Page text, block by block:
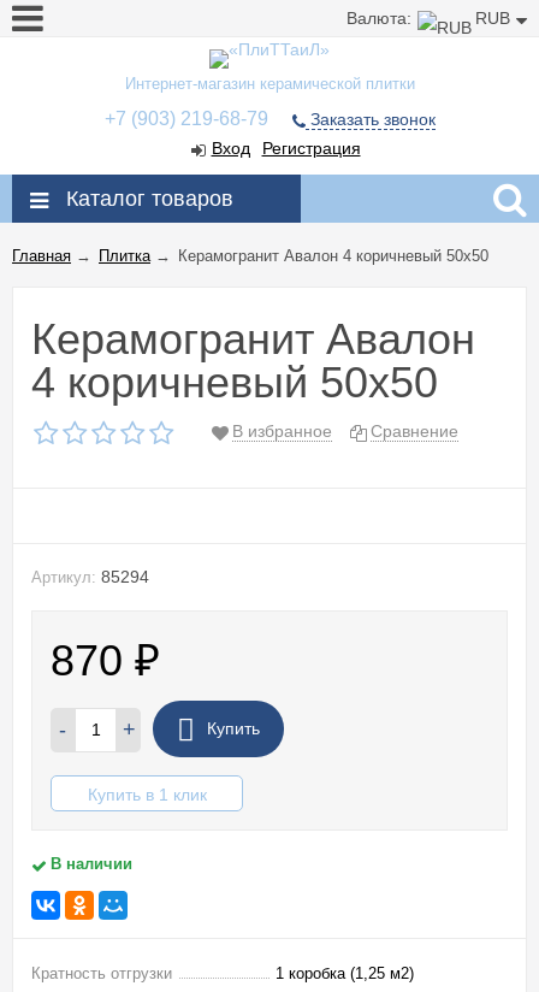
Валюта: RUB
Интернет-магазин керамической плитки
+7 (903) 219-68-79
Заказать звонок
Вход
Регистрация
Каталог товаров
Главная → Плитка→ Керамогранит Авалон 4 коричневый 50x50
Керамогранит Авалон
4 коричневый 50x50
В избранное Сравнение
Артикул: 85294
870 ₽
- + Купить
Купить в 1 клик
В наличии
Кратность отгрузки
1 коробка (1,25 м2)